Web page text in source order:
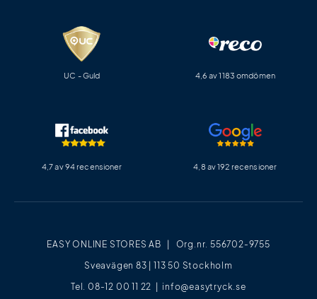
EASY ONLINE STORES AB | Org.nr. 556702-9755
Sveavägen 83 | 113 50 Stockholm
Tel. 08-12 00 11 22 | info@easytryck.se
UC - Guld 4,6 av 1183 omdömen
4,7 av 94 recensioner 4,8 av 192 recensioner